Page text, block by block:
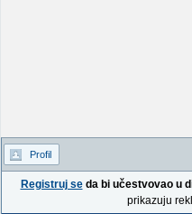
Profil
Registruj seda bi učestvovao u
prikazuju